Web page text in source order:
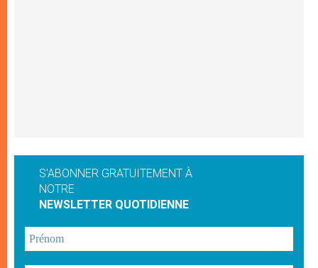
S'ABONNER GRATUITEMENT À
NOTRE
NEWSLETTER QUOTIDIENNE